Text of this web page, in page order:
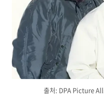
출처: DPA Picture